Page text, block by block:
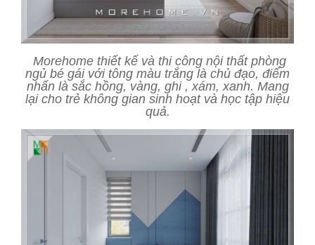
Morehome thiết kế và thi công nội thất phòng
ngủ bé gái với tông màu trắng là chủ đạo, điểm
nhấn là sắc hồng, vàng, ghi , xám, xanh. Mang
lại cho trẻ không gian sinh hoạt và học tập hiệu
quả.